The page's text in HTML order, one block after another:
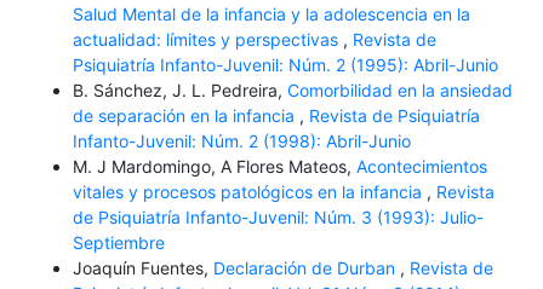
Salud Mental de la infancia y la adolescencia en la
actualidad: límites y perspectivas , Revista de
Psiquiatría Infanto-Juvenil: Núm. 2 (1995): Abril-Junio
B. Sánchez, J. L. Pedreira, Comorbilidad en la ansiedad
de separación en la infancia , Revista de Psiquiatría
Infanto-Juvenil: Núm. 2 (1998): Abril-Junio
M. J Mardomingo, A Flores Mateos, Acontecimientos
vitales y procesos patológicos en la infancia , Revista
de Psiquiatría Infanto-Juvenil: Núm. 3 (1993): Julio-
Septiembre
Joaquín Fuentes, Declaración de Durban , Revista de